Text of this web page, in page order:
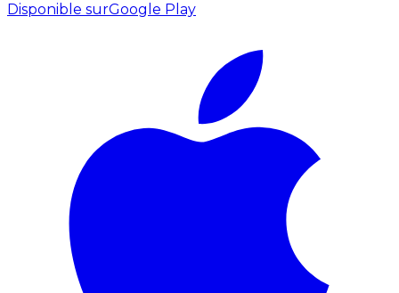
Disponible surGoogle Play